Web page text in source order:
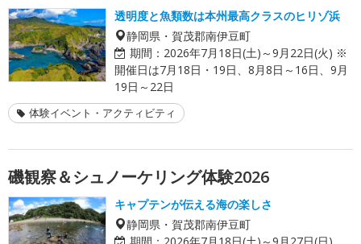
透明度と魚類数は本州最高クラスのヒリゾ浜
静岡県・賀茂郡南伊豆町
期間： 2026年7月18日(土)～9月22日(火) ※
開催日は7月18日・19日、8月8日～16日、9月
19日～22日
体験イベント・アクティビティ
磯観察＆シュノーケリング体験2026
キャプテンが伝える海の楽しさ
静岡県・賀茂郡南伊豆町
期間： 2026年7月18日(土)～9月27日(日)